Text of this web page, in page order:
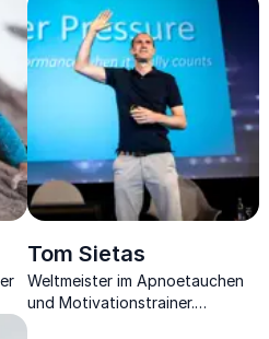
Unternehmenserfolg einzahlen.
Tom Sietas
Weltmeister im Apnoetauchen
und Motivationstrainer.